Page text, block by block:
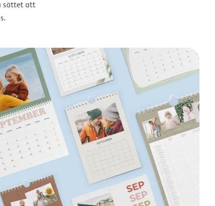
sättet att